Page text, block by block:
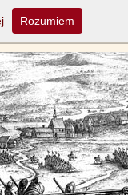
Rozumiem